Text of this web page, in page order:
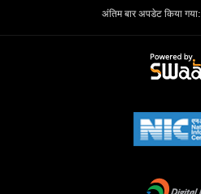
अंतिम बार अपडेट किया गया: